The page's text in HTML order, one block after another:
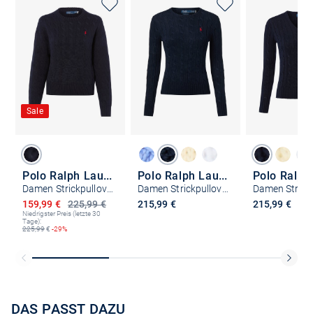
Sale
Polo Ralph Lauren
Damen Strickpullover
225,99 €
Ermäßigter Preis
159,99 €
Niedrigster Preis (letzte 30
Tage):
225,99€ -29%
Polo Ralph Lauren
215,99 €
215,99 €
DAS PASST DAZU